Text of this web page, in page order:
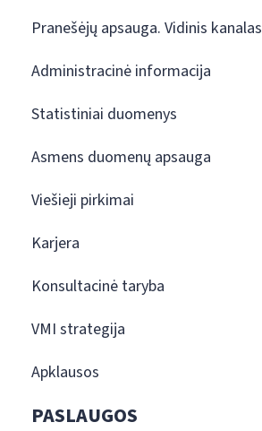
Pranešėjų apsauga. Vidinis kanalas
Administracinė informacija
Statistiniai duomenys
Asmens duomenų apsauga
Viešieji pirkimai
Karjera
Konsultacinė taryba
VMI strategija
Apklausos
PASLAUGOS